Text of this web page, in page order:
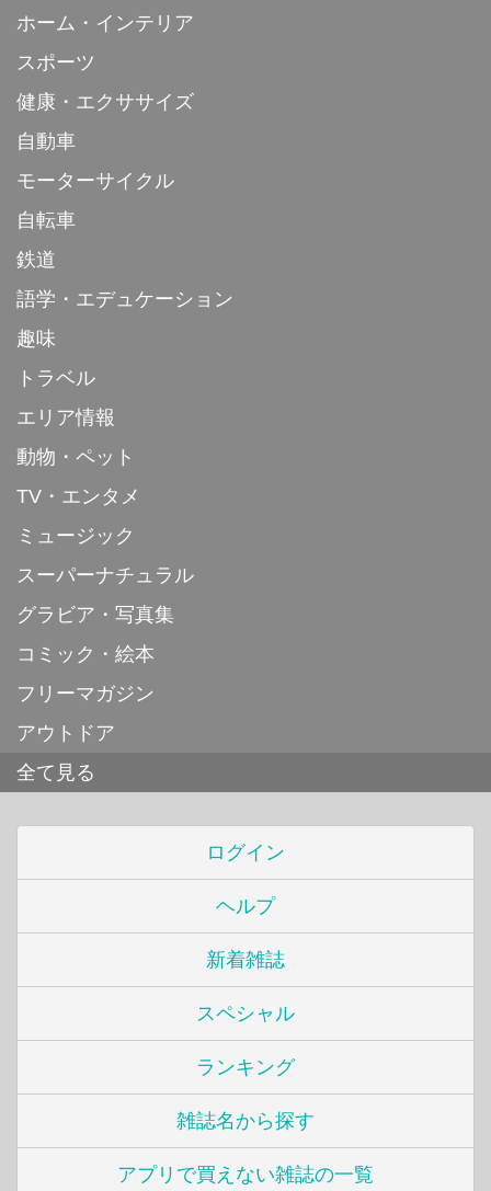
ホーム・インテリア
スポーツ
健康・エクササイズ
自動車
モーターサイクル
自転車
鉄道
語学・エデュケーション
趣味
トラベル
エリア情報
動物・ペット
TV・エンタメ
ミュージック
スーパーナチュラル
グラビア・写真集
コミック・絵本
フリーマガジン
アウトドア
全て見る
ログイン
ヘルプ
新着雑誌
スペシャル
ランキング
雑誌名から探す
アプリで買えない雑誌の一覧